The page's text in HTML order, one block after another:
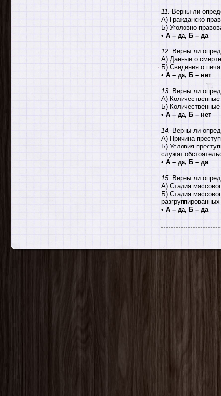
11.
Верны ли
А) Гражданско-
Б) Уголовно-
• А – да, Б – да
12. Верны ли
А) Данные о
Б) Сведения о
• А – да, Б – нет
13. Верны ли
А) Количественные
Б) Количественные
• А – да, Б – нет
14. Верны ли
А) Причина
Б) Условия
служат
• А – да, Б – да
15. Верны ли
А) Стадия
Б) Стадия
• А – да, Б – да